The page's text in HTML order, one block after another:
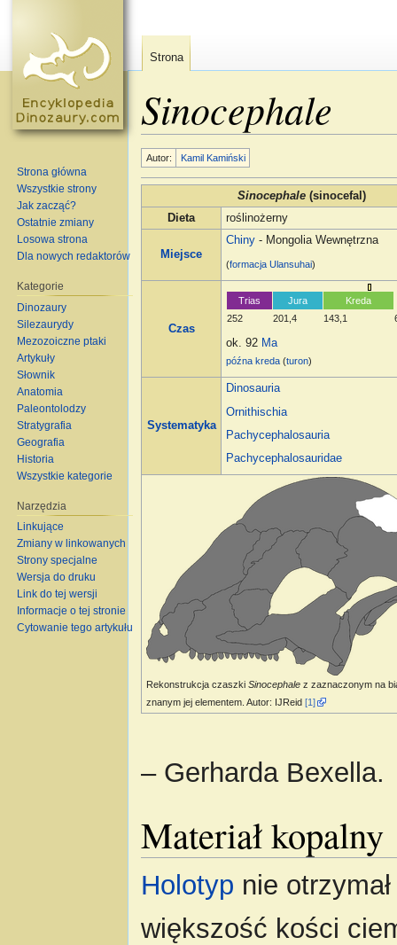
Sinocephale
Autor: Kamil Kamiński
Sinocephale (sinocefal)
Dieta
roślinożerny
Miejsce
Chiny - Mongolia Wewnętrzna
(formacja Ulansuhai)
Czas
Trias
252
Jura
201,4
Kreda
143,1
ok. 92 Ma
późna kreda (turon)
Systematyka
Dinosauria
Ornithischia
Pachycephalosauria
Pachycephalosauridae
Rekonstrukcja czaszkiSinocephale z zaznaczonym na
znanym jej elementem. Autor: IJReid [1]
– Gerharda Bexella.
Materiał kopalny
Holotyp nie
większość kości
Strona
Strona główna
Wszystkie strony
Jak zacząć?
Ostatnie zmiany
Losowa strona
Dla nowych redaktorów
Kategorie
Dinozaury
Silezaurydy
Mezozoiczne ptaki
Artykuły
Słownik
Anatomia
Paleontolodzy
Stratygrafia
Geografia
Historia
Wszystkie kategorie
Narzędzia
Linkujące
Zmiany w linkowanych
Strony specjalne
Wersja do druku
Link do tej wersji
Informacje o tej stronie
Cytowanie tego artykułu